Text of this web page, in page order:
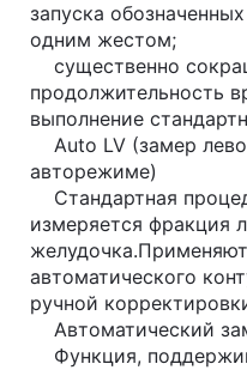
запуска
одним жестом;
существенно
продолжительность
выполнение
Auto LV (замер
авторежиме)
Стандартная
измеряется фракция
автоматического
ручной
Автоматический
Функция,